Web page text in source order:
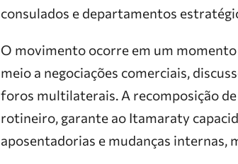
consulados e departamentos
O movimento ocorre em um
meio a negociações comerciais,
foros multilaterais. A recomposição
rotineiro, garante ao Itamaraty
aposentadorias e mudanças internas,